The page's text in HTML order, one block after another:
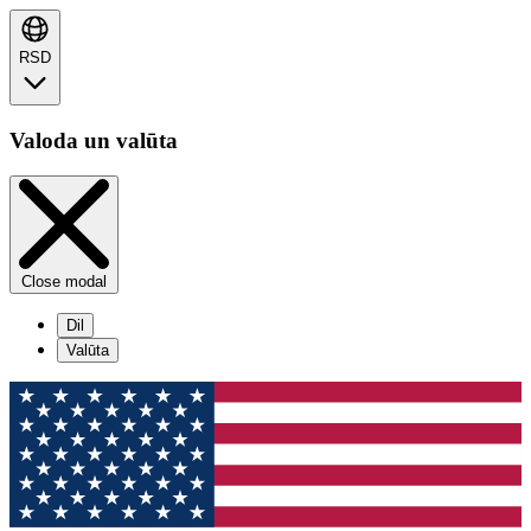
RSD
Valoda un valūta
Close modal
Dil
Valūta